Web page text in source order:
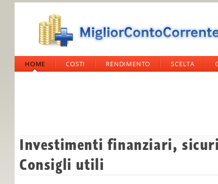
HOME COSTI RENDIMENTO SCELTA
Investimenti finanziari,
Consigli utili